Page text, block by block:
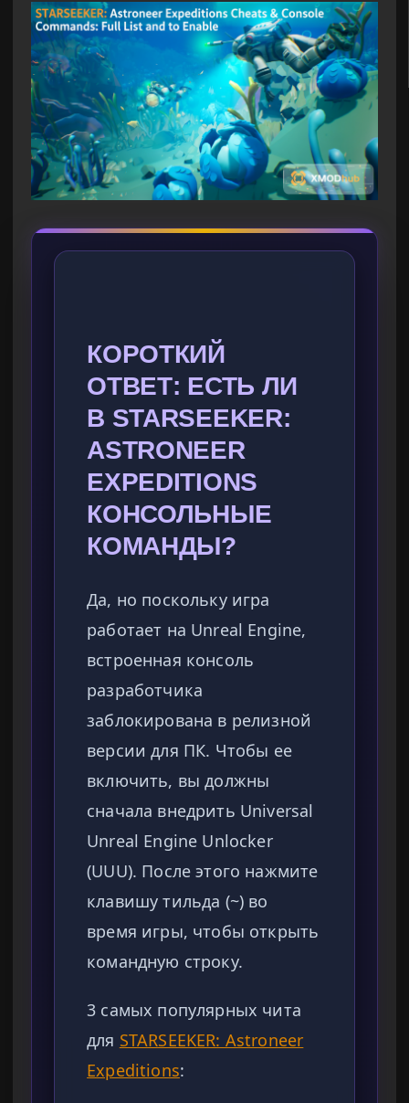
КОРОТКИЙ
ОТВЕТ: ЕСТЬ ЛИ
В STARSEEKER:
ASTRONEER
EXPEDITIONS
КОНСОЛЬНЫЕ
КОМАНДЫ?
Да, но поскольку игра
работает на Unreal Engine,
встроенная консоль
разработчика
заблокирована в релизной
версии для ПК. Чтобы ее
включить, вы должны
сначала внедрить Universal
Unreal Engine Unlocker
(UUU). После этого нажмите
клавишу тильда (~) во
время игры, чтобы открыть
командную строку.
3 самых популярных чита
для STARSEEKER: Astroneer
Expeditions: